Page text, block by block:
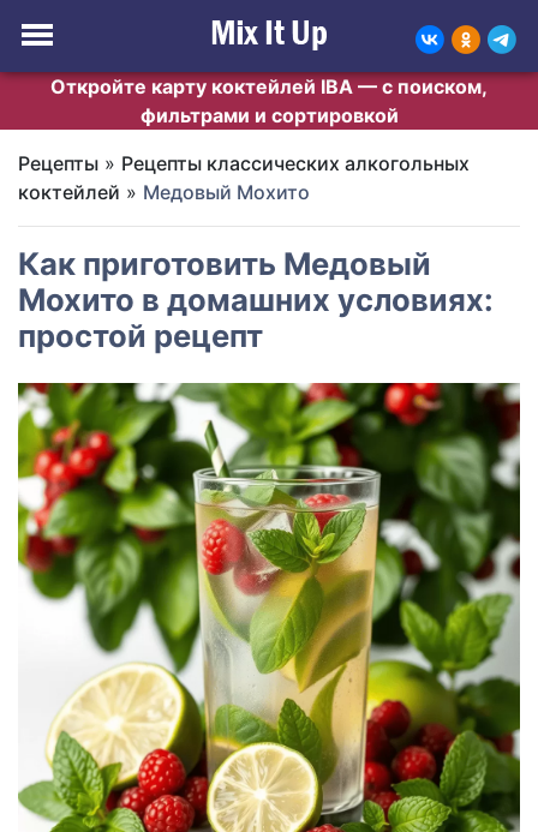
Откройте карту коктейлей IBA — с поиском,
фильтрами и сортировкой
Рецепты » Рецепты классических алкогольных
коктейлей » Медовый Мохито
Как приготовить Медовый
Мохито в домашних условиях:
простой рецепт